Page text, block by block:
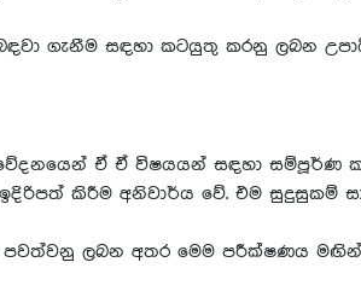
ගැනීම සඳහා කටයුතු කරනු ලබන
ඒ ඒ විෂයයන් සඳහා සම්පූර්ණ
කිරීම අනිවාර්ය වේ. එම සුදුසුකම්
පවත්වනු ලබන අතර මෙම පරීක්ෂණය මඟින්